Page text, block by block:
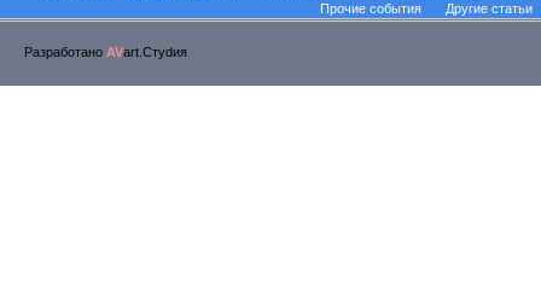
Прочие события
Другие статьи
Разработано AVart.Стуdия